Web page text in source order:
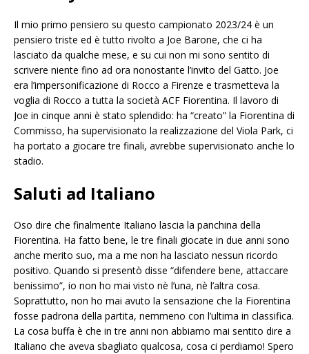
Il mio primo pensiero su questo campionato 2023/24 è un
pensiero triste ed è tutto rivolto a Joe Barone, che ci ha
lasciato da qualche mese, e su cui non mi sono sentito di
scrivere niente fino ad ora nonostante l’invito del Gatto. Joe
era l’impersonificazione di Rocco a Firenze e trasmetteva la
voglia di Rocco a tutta la società ACF Fiorentina. Il lavoro di
Joe in cinque anni è stato splendido: ha “creato” la Fiorentina di
Commisso, ha supervisionato la realizzazione del Viola Park, ci
ha portato a giocare tre finali, avrebbe supervisionato anche lo
stadio.
Saluti ad Italiano
Oso dire che finalmente Italiano lascia la panchina della
Fiorentina. Ha fatto bene, le tre finali giocate in due anni sono
anche merito suo, ma a me non ha lasciato nessun ricordo
positivo. Quando si presentò disse “difendere bene, attaccare
benissimo”, io non ho mai visto nè l’una, nè l’altra cosa.
Soprattutto, non ho mai avuto la sensazione che la Fiorentina
fosse padrona della partita, nemmeno con l’ultima in classifica.
La cosa buffa è che in tre anni non abbiamo mai sentito dire a
Italiano che aveva sbagliato qualcosa, cosa ci perdiamo! Spero